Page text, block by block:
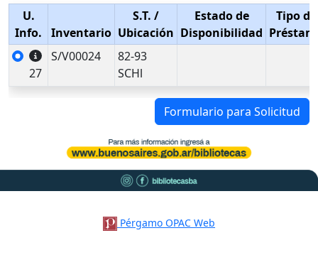
U.
Info.
Inventario
S.T. /
Ubicación
Estado de
Disponibilidad
Tipo de
27
S/V00024
82-93
SCHl
Formulario para Solicitud
Pérgamo OPAC Web